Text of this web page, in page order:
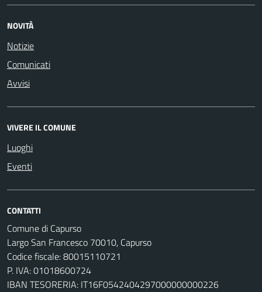
NOVITÀ
Notizie
Comunicati
Avvisi
VIVERE IL COMUNE
Luoghi
Eventi
CONTATTI
Comune di Capurso
Largo San Francesco 70010, Capurso
Codice fiscale: 80015110721
P. IVA: 01018600724
IBAN TESORERIA: IT16F0542404297000000000226